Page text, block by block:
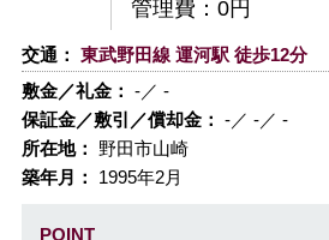
管理費：0円
交通： 東武野田線 運河駅 徒歩12分
敷金／礼金： -／ -
保証金／敷引／償却金： -／ -／ -
所在地：
野田市山崎
築年月：
1995年2月
POINT